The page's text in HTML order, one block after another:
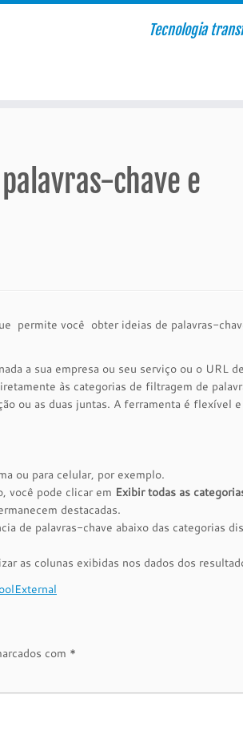
Tecnologia
chave e
permite você obter ideias de palavras-
a sua empresa ou seu serviço ou o URL
às categorias de filtragem de
ou as duas juntas. A ferramenta é flexível e
ou para celular, por exemplo.
você pode clicar em Exibir todas as
destacadas.
de palavras-chave abaixo das categorias
as colunas exibidas nos dados dos
com *